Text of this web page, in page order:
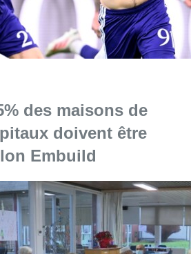
l'article "Chaleur : 95% des